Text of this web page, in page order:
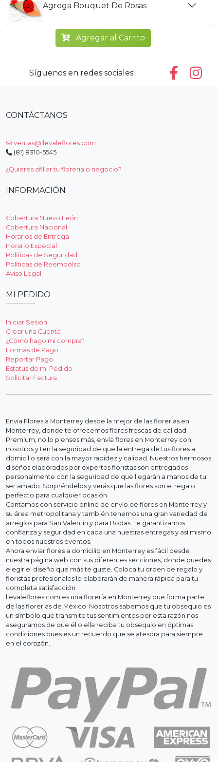
Agrega Bouquet De Rosas
Agregar al Carrito
Síguenos en redes sociales!
CONTÁCTANOS
ventas@llevaleflores.com
(81) 8310-5545
¿Quieres afiliar tu floreria o negocio?
INFORMACIÓN
Cobertura Nuevo León
Cobertura Nacional
Horarios de Entrega
Horario Especial
Políticas de Seguridad
Políticas de Reembolso
Aviso Legal
MI PEDIDO
Iniciar Sesión
Crear una Cuenta
¿Cómo hago mi compra?
Formas de Pago
Reportar Pago
Estatus de mi Pedido
Solicitar Factura
Envía Flores a Monterrey desde la mejor de las florerias en
Monterrey, donde te ofrecemos flores frescas de calidad
Premium, no lo pienses más, envía flores en Monterrey con
nosotros y ten la seguridad de que la entrega de tus flores a
domicilio será con la mayor rapidez y calidad. Nuestros hermosos
diseños elaborados por expertos floristas son entregados
personalmente con la seguridad de que llegarán a manos de tu
ser amado. Sorpréndelos y verás que las flores son el regalo
perfecto para cualquier ocasión.
Contamos con servicio online de envío de flores en Monterrey y
su área metropolitana y también tenemos una gran variedad de
arreglos para San Valentín y para Bodas. Te garantizamos
confianza y seguridad en cada una nuestras entregas y así mismo
en todos nuestros eventos.
Ahora enviar flores a domicilio en Monterrey es fácil desde
nuestra página web con sus diferentes secciones, donde puedes
elegir el diseño que más te guste. Coloca tu orden de regalo y
floristas profesionales lo elaborarán de manera rápida para tu
completa satisfacción.
llevaleflores.com es una florería en Monterrey que forma parte
de las florerías de México. Nosotros sabemos que tu obsequio es
un símbolo que transmite tus sentimientos por esta razón nos
aseguramos de que él o ella reciba tu obsequio en óptimas
condiciones pues es un recuerdo que se atesora para siempre
en el corazón.